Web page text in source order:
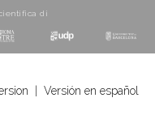
di
Versión en español